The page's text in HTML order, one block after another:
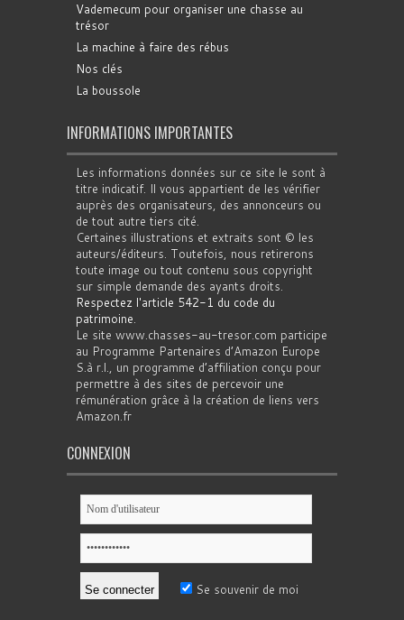
Vademecum pour organiser une chasse au
trésor
La machine à faire des rébus
Nos clés
La boussole
INFORMATIONS IMPORTANTES
Les informations données sur ce site le sont à
titre indicatif. Il vous appartient de les vérifier
auprès des organisateurs, des annonceurs ou
de tout autre tiers cité.
Certaines illustrations et extraits sont © les
auteurs/éditeurs. Toutefois, nous retirerons
toute image ou tout contenu sous copyright
sur simple demande des ayants droits.
Respectez l'article 542-1 du code du
patrimoine.
Le site www.chasses-au-tresor.com participe
au Programme Partenaires d’Amazon Europe
S.à r.l., un programme d’affiliation conçu pour
permettre à des sites de percevoir une
rémunération grâce à la création de liens vers
Amazon.fr
CONNEXION
Se souvenir de moi